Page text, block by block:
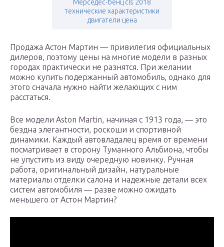
Мерседес-бенц cls 2018
технические характеристики
двигатели цена
Продажа Астон Мартин — привилегия официальных
дилеров, поэтому цены на многие модели в разных
городах практически не разнятся. При желании
можно купить подержанный автомобиль, однако для
этого сначала нужно найти желающих с ним
расстаться.
Все модели Aston Martin, начиная с 1913 года, — это
бездна элегантности, роскоши и спортивной
динамики. Каждый автовладалец время от времени
посматривает в сторону Туманного Альбиона, чтобы
не упустить из виду очередную новинку. Ручная
работа, оригинальный дизайн, натуральные
материалы отделки салона и надежные детали всех
систем автомобиля — разве можно ожидать
меньшего от Астон Мартин?